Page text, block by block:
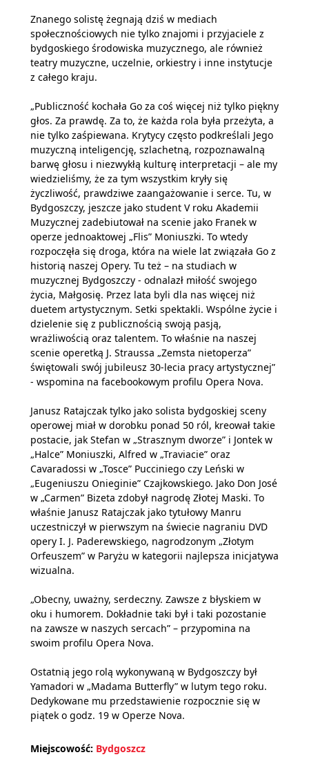
Znanego solistę żegnają dziś w mediach
społecznościowych nie tylko znajomi i przyjaciele z
bydgoskiego środowiska muzycznego, ale również
teatry muzyczne, uczelnie, orkiestry i inne instytucje
z całego kraju.
„Publiczność kochała Go za coś więcej niż tylko piękny
głos. Za prawdę. Za to, że każda rola była przeżyta, a
nie tylko zaśpiewana. Krytycy często podkreślali Jego
muzyczną inteligencję, szlachetną, rozpoznawalną
barwę głosu i niezwykłą kulturę interpretacji – ale my
wiedzieliśmy, że za tym wszystkim kryły się
życzliwość, prawdziwe zaangażowanie i serce. Tu, w
Bydgoszczy, jeszcze jako student V roku Akademii
Muzycznej zadebiutował na scenie jako Franek w
operze jednoaktowej „Flis” Moniuszki. To wtedy
rozpoczęła się droga, która na wiele lat związała Go z
historią naszej Opery. Tu też – na studiach w
muzycznej Bydgoszczy - odnalazł miłość swojego
życia, Małgosię. Przez lata byli dla nas więcej niż
duetem artystycznym. Setki spektakli. Wspólne życie i
dzielenie się z publicznością swoją pasją,
wrażliwością oraz talentem. To właśnie na naszej
scenie operetką J. Straussa „Zemsta nietoperza”
świętowali swój jubileusz 30-lecia pracy artystycznej”
- wspomina na facebookowym profilu Opera Nova.
Janusz Ratajczak tylko jako solista bydgoskiej sceny
operowej miał w dorobku ponad 50 ról, kreował takie
postacie, jak Stefan w „Strasznym dworze” i Jontek w
„Halce” Moniuszki, Alfred w „Traviacie” oraz
Cavaradossi w „Tosce” Pucciniego czy Leński w
„Eugeniuszu Onieginie” Czajkowskiego. Jako Don José
w „Carmen” Bizeta zdobył nagrodę Złotej Maski. To
właśnie Janusz Ratajczak jako tytułowy Manru
uczestniczył w pierwszym na świecie nagraniu DVD
opery I. J. Paderewskiego, nagrodzonym „Złotym
Orfeuszem” w Paryżu w kategorii najlepsza inicjatywa
wizualna.
„Obecny, uważny, serdeczny. Zawsze z błyskiem w
oku i humorem. Dokładnie taki był i taki pozostanie
na zawsze w naszych sercach” – przypomina na
swoim profilu Opera Nova.
Ostatnią jego rolą wykonywaną w Bydgoszczy był
Yamadori w „Madama Butterfly” w lutym tego roku.
Dedykowane mu przedstawienie rozpocznie się w
piątek o godz. 19 w Operze Nova.
Miejscowość: Bydgoszcz